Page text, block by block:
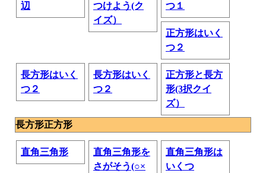
辺
つけよう(ク
イズ）
つ１
正方形はいく
つ２
長方形はいく
つ２
長方形はいく
つ２
正方形と長方
形(3択クイ
ズ）
長方形正方形
直角三角形
直角三角形を
さがそう(○×
直角三角形は
いくつ